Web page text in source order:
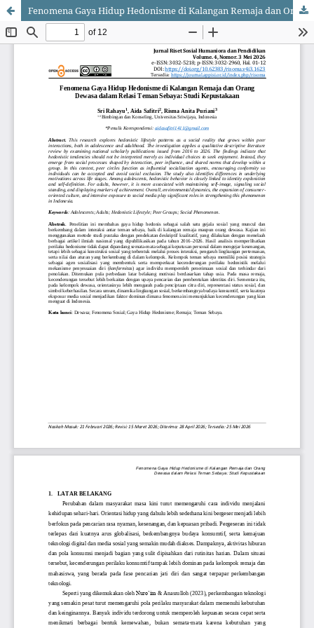
Fenomena Gaya Hidup Hedonisme di Kalangan Remaja dan Orang Dewasa dalam Relasi Teman Sebaya: Studi Kepustakaan